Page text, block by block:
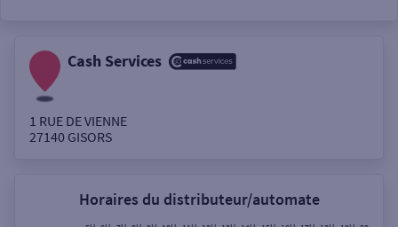
Autour de moi
Cash Services
1 RUE DE VIENNE
27140 GISORS
Horaires du distributeur/automate